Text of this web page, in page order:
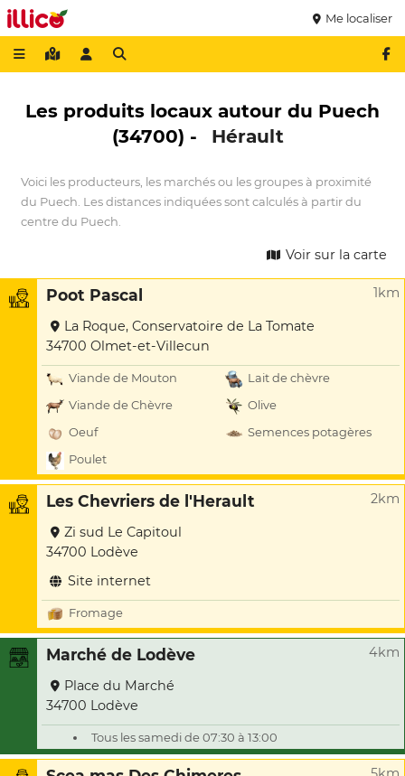
Me localiser
Les produits locaux autour du Puech
(34700) -
Hérault
Voici les producteurs, les marchés ou les groupes à proximité
du Puech. Les distances indiquées sont calculés à partir du
centre du Puech.
Voir sur la carte
Poot Pascal 1km
La Roque, Conservatoire de La Tomate
34700 Olmet-et-Villecun
Viande de Mouton
Lait de chèvre
Viande de Chèvre
Olive
Oeuf
Semences potagères
Poulet
Les Chevriers de l'Herault 2km
Zi sud Le Capitoul
34700 Lodève
Site internet
Fromage
Marché de Lodève 4km
Place du Marché
34700 Lodève
Tous les samedi de 07:30 à 13:00